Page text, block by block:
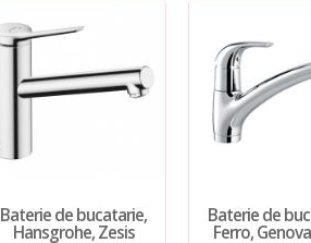
Baterie de bucatarie,
Hansgrohe, Zesis
Baterie de
Ferro,